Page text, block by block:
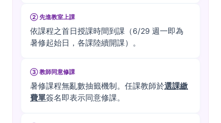
② 先進教室上課
依課程之首日授課時間到課（6/29 週一即為
暑修起始日，各課陸續開課）。
③ 教師同意修課
暑修課程無亂數抽籤機制。任課教師於選課繳
費單簽名即表示同意修課。